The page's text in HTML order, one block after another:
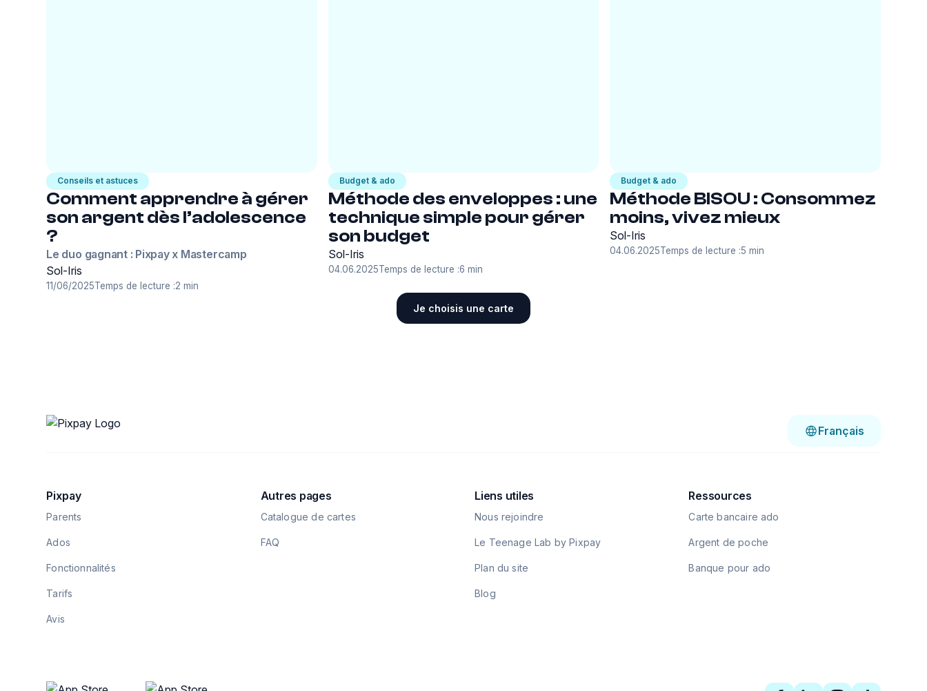
Conseils et astuces
Comment apprendre à gérer
son argent dès l’adolescence
?
Le duo gagnant : Pixpay x Mastercamp
Sol-Iris
11/06/2025Temps de lecture :2 min
Budget & ado
Méthode des enveloppes : une
technique simple pour gérer
son budget
Sol-Iris
04.06.2025Temps de lecture :6 min
Budget & ado
Méthode BISOU : Consommez
moins, vivez mieux
Sol-Iris
04.06.2025Temps de lecture :5 min
Je choisis une carte
Français
Pixpay
Parents
Ados
Fonctionnalités
Tarifs
Avis
Autres pages
Catalogue de cartes
FAQ
Liens utiles
Nous rejoindre
Le Teenage Lab by Pixpay
Plan du site
Blog
Ressources
Carte bancaire ado
Argent de poche
Banque pour ado